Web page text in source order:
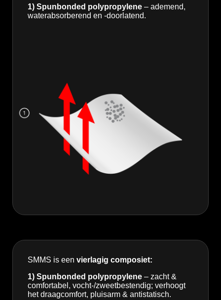
SMMS is een vierlagig composiet:
1) Spunbonded polypropylene – zacht &
comfortabel, vocht-/zweetbestendig; verhoogt
het draagcomfort, pluisarm & antistatisch.
1) Spunbonded polypropylene – ademend,
waterabsorberend en -doorlatend.